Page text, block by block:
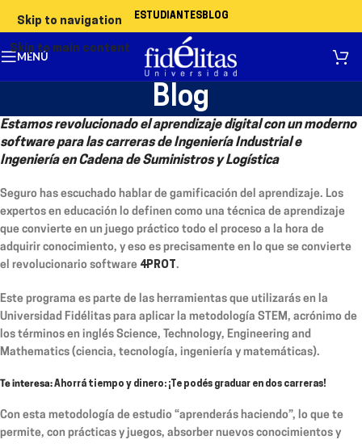
Skip to navigation
Skip to main content
ESTUDIANTESBLOG
MENÚ
Blog
Estamos revolucionado el aprendizaje digital con un moderno
software para las carreras de Ingeniería Industrial e
Ingeniería en Cadena de Suministros y Logística
Seguro has escuchado hablar de gamificación del aprendizaje. Los
expertos en educación lo definen como una técnica de aprendizaje
que convierte en un juego práctico todo el proceso a la hora de
adquirir conocimiento, y eso es precisamente en lo que se convierte
el revolucionario software 4PROT .
Este programa es parte de las herramientas que utilizarás en la
Universidad Fidélitas para aplicar la metodología STEM, acrónimo de
los términos en inglés Science, Technology, Engineering and
Mathematics (ciencia, tecnología, ingeniería y matemáticas).
Te interesa:Ahorrá tiempo y dinero: ¡Te podés graduar en dos carreras!
Con esta metodología de estudio “aprenderás haciendo”, lo que te
permite, con prácticas y juegos, absorber nuevos conocimientos y